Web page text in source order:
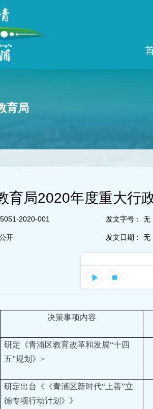
育局
育局2020年度重大行
2020-001
开
发文字号： 无
发文日期： 无
决策事项内容
研定《青浦区教育改革和发展“十四
五”规划》>
研定出台《《青浦区新时代“上善”立
德专项行动计划》》